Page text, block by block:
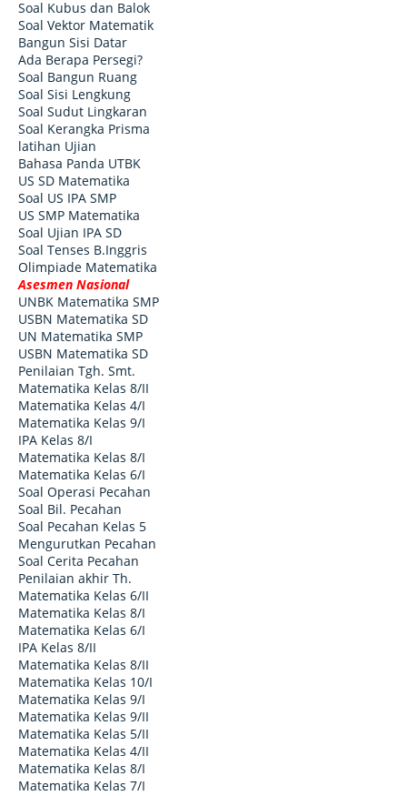
Soal Kubus dan Balok
Soal Vektor Matematik
Bangun Sisi Datar
Ada Berapa Persegi?
Soal Bangun Ruang
Soal Sisi Lengkung
Soal Sudut Lingkaran
Soal Kerangka Prisma
latihan Ujian
Bahasa Panda UTBK
US SD Matematika
Soal US IPA SMP
US SMP Matematika
Soal Ujian IPA SD
Soal Tenses B.Inggris
Olimpiade Matematika
Asesmen Nasional
UNBK Matematika SMP
USBN Matematika SD
UN Matematika SMP
USBN Matematika SD
Penilaian Tgh. Smt.
Matematika Kelas 8/II
Matematika Kelas 4/I
Matematika Kelas 9/I
IPA Kelas 8/I
Matematika Kelas 8/I
Matematika Kelas 6/I
Soal Operasi Pecahan
Soal Bil. Pecahan
Soal Pecahan Kelas 5
Mengurutkan Pecahan
Soal Cerita Pecahan
Penilaian akhir Th.
Matematika Kelas 6/II
Matematika Kelas 8/I
Matematika Kelas 6/I
IPA Kelas 8/II
Matematika Kelas 8/II
Matematika Kelas 10/I
Matematika Kelas 9/I
Matematika Kelas 9/II
Matematika Kelas 5/II
Matematika Kelas 4/II
Matematika Kelas 8/I
Matematika Kelas 7/I